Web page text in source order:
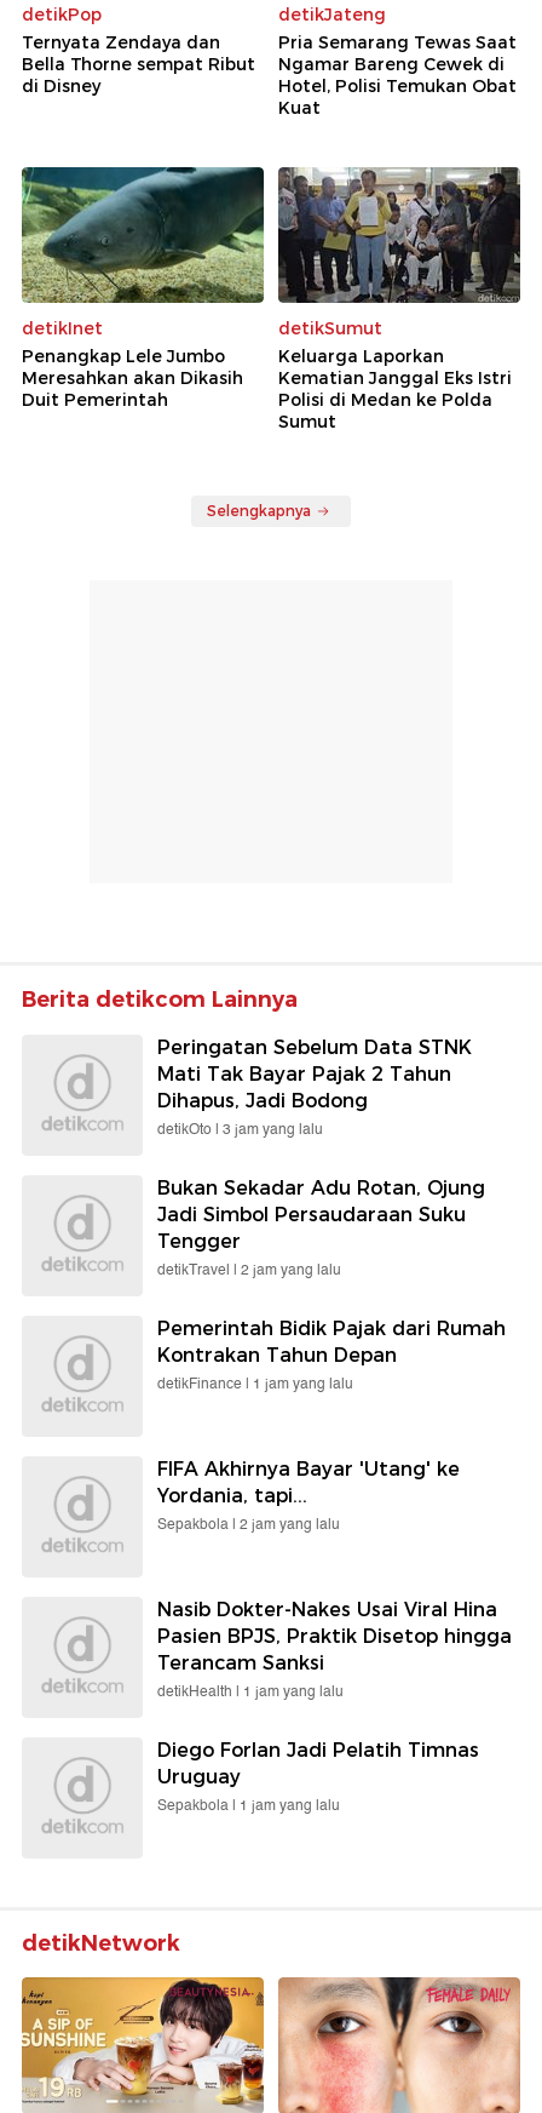
detikPop
Ternyata Zendaya dan
Bella Thorne sempat Ribut
di Disney
detikJateng
Pria Semarang Tewas Saat
Ngamar Bareng Cewek di
Hotel, Polisi Temukan Obat
Kuat
detikInet
Penangkap Lele Jumbo
Meresahkan akan Dikasih
Duit Pemerintah
detikSumut
Keluarga Laporkan
Kematian Janggal Eks Istri
Polisi di Medan ke Polda
Sumut
Selengkapnya
Berita detikcom Lainnya
Peringatan Sebelum Data STNK
Mati Tak Bayar Pajak 2 Tahun
Dihapus, Jadi Bodong
detikOto | 3 jam yang lalu
Bukan Sekadar Adu Rotan, Ojung
Jadi Simbol Persaudaraan Suku
Tengger
detikTravel | 2 jam yang lalu
Pemerintah Bidik Pajak dari Rumah
Kontrakan Tahun Depan
detikFinance | 1 jam yang lalu
FIFA Akhirnya Bayar 'Utang' ke
Yordania, tapi...
Sepakbola | 2 jam yang lalu
Nasib Dokter-Nakes Usai Viral Hina
Pasien BPJS, Praktik Disetop hingga
Terancam Sanksi
detikHealth | 1 jam yang lalu
Diego Forlan Jadi Pelatih Timnas
Uruguay
Sepakbola | 1 jam yang lalu
detikNetwork